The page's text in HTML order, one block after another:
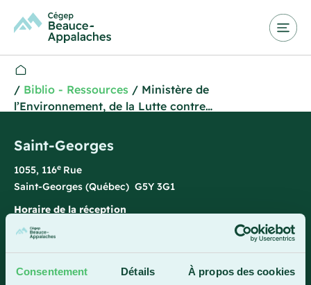
Consentement Détails À propos des cookies
/ Biblio - Ressources / Ministère de
l’Environnement, de la Lutte contre…
Saint-Georges
1055, 116e Rue
Saint-Georges (Québec) G5Y 3G1
Horaire de la réception
Lundi-vendredi : 7 h 45 à 15 h 45
1 800 893-5111